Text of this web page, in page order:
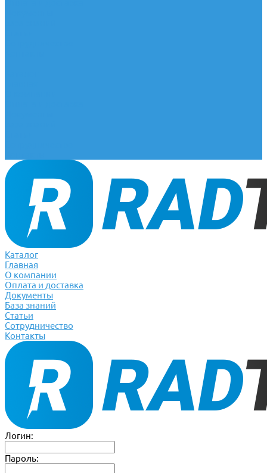
Каталог
Главная
О компании
Оплата и доставка
Документы
База знаний
Статьи
Сотрудничество
Контакты
Логин:
Пароль: